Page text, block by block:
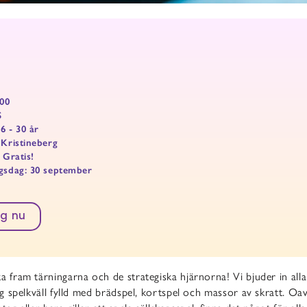
- 30 år
Gratis!
30 september
nu
fram tärningarna och de strategiska hjärnorna! Vi bjuder in
spelkväll fylld med brädspel, kortspel och massor av skratt.